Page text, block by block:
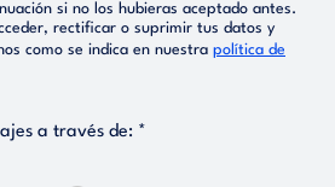
si no los hubieras aceptado antes.
rectificar o suprimir tus datos y
como se indica en nuestra política de
a través de: *